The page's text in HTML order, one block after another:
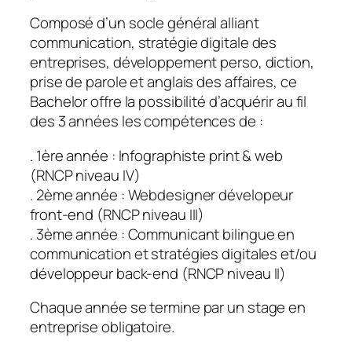
Composé d’un socle général alliant
communication, stratégie digitale des
entreprises, développement perso, diction,
prise de parole et anglais des affaires, ce
Bachelor offre la possibilité d’acquérir au fil
des 3 années les compétences de :
. 1ère année : Infographiste print & web
(RNCP niveau IV)
. 2ème année : Webdesigner dévelopeur
front-end (RNCP niveau III)
. 3ème année : Communicant bilingue en
communication et stratégies digitales et/ou
développeur back-end (RNCP niveau II)
Chaque année se termine par un stage en
entreprise obligatoire.